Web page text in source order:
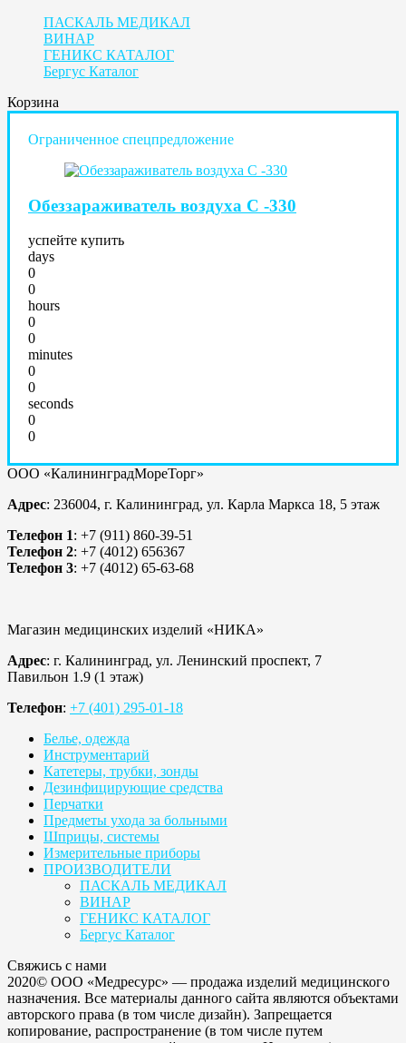
ПАСКАЛЬ МЕДИКАЛ
ВИНАР
ГЕНИКС КАТАЛОГ
Бергус Каталог
Корзина
Ограниченное спецпредложение
Обеззараживатель воздуха С -330
успейте купить
days
0
0
hours
0
0
minutes
0
0
seconds
0
0
ООО «КалининградМореТорг»
Адрес: 236004, г. Калининград, ул. Карла Маркса 18, 5 этаж
Телефон 1: +7 (911) 860-39-51
Телефон 2: +7 (4012) 656367
Телефон 3: +7 (4012) 65-63-68
Магазин медицинских изделий «НИКА»
Адрес: г. Калининград, ул. Ленинский проспект, 7
Павильон 1.9 (1 этаж)
Телефон: +7 (401) 295-01-18
Белье, одежда
Инструментарий
Катетеры, трубки, зонды
Дезинфицирующие средства
Перчатки
Предметы ухода за больными
Шприцы, системы
Измерительные приборы
ПРОИЗВОДИТЕЛИ
ПАСКАЛЬ МЕДИКАЛ
ВИНАР
ГЕНИКС КАТАЛОГ
Бергус Каталог
Свяжись с нами
2020© ООО «Медресурс» — продажа изделий медицинского
назначения. Все материалы данного сайта являются объектами
авторского права (в том числе дизайн). Запрещается
копирование, распространение (в том числе путем